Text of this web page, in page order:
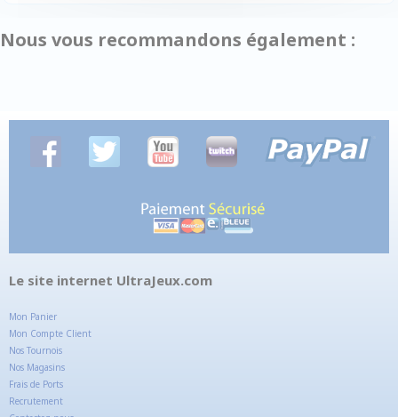
Nous vous recommandons également :
Le site internet UltraJeux.com
Mon Panier
Mon Compte Client
Nos Tournois
Nos Magasins
Frais de Ports
Recrutement